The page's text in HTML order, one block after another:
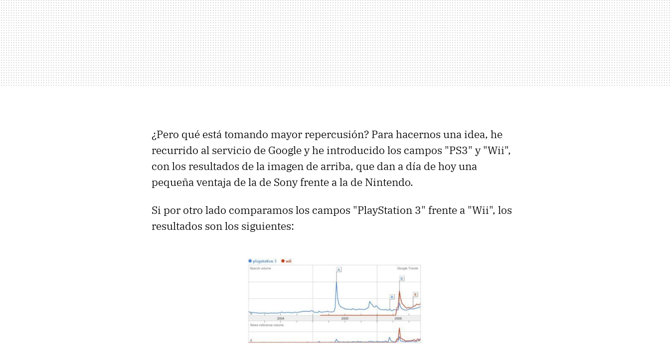
¿Pero qué está tomando mayor repercusión? Para hacernos una idea, he
recurrido al servicio de Google y he introducido los campos "PS3" y "Wii",
con los resultados de la imagen de arriba, que dan a día de hoy una
pequeña ventaja de la de Sony frente a la de Nintendo.
Si por otro lado comparamos los campos "PlayStation 3" frente a "Wii", los
resultados son los siguientes: